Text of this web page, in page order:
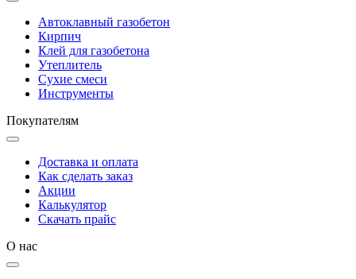
Автоклавный газобетон
Кирпич
Клей для газобетона
Утеплитель
Сухие смеси
Инструменты
Покупателям
Доставка и оплата
Как сделать заказ
Акции
Калькулятор
Скачать прайс
О нас